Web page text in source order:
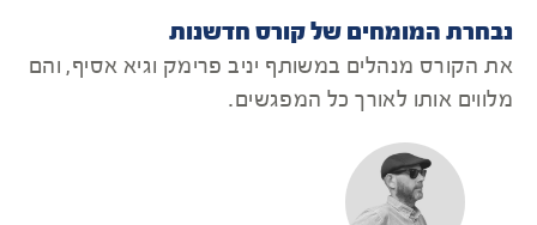
נבחרת המומחים של קורס חדשנות
את הקורס מנהלים במשותף יניב פרימק וגיא אסיף, והם
מלווים אותו לאורך כל המפגשים.